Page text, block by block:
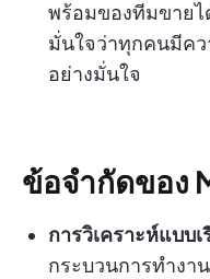
พร้อมของทีมขายไ
มั่นใจว่าทุกคนมีค
อย่างมั่นใจ
ข้อจำกัดของ
การวิเคราะห์แบบ
กระบวนการทำงา